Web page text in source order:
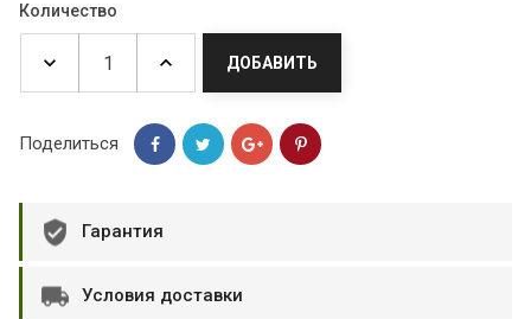
Количество
ДОБАВИТЬ
Поделиться
Гарантия
Условия доставки